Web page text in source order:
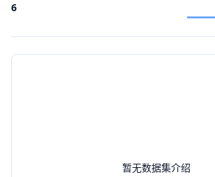
暂无数据集介绍
6